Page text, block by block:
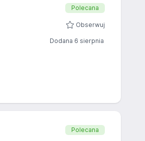
Polecana
Obserwuj
Dodana 6 sierpnia
Polecana